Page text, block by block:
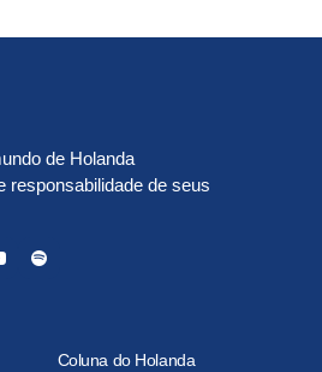
de Holanda
responsabilidade de seus
Coluna do Holanda